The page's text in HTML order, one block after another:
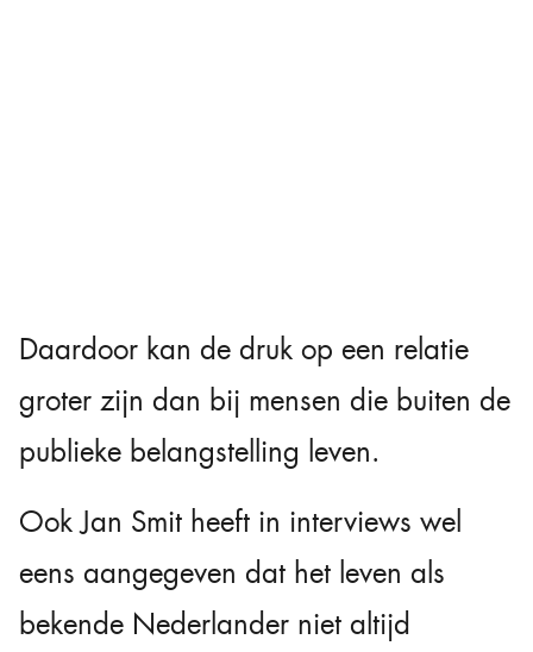
Daardoor kan de druk op een relatie
groter zijn dan bij mensen die buiten de
publieke belangstelling leven.
Ook Jan Smit heeft in interviews wel
eens aangegeven dat het leven als
bekende Nederlander niet altijd